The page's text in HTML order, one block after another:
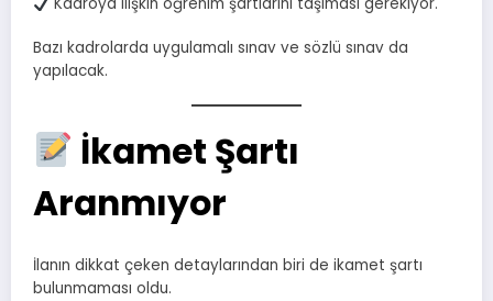
Bazı kadrolarda uygulamalı sınav ve sözlü sınav da
yapılacak.
İkamet Şartı
Aranmıyor
İlanın dikkat çeken detaylarından biri de ikamet şartı
bulunmaması oldu.